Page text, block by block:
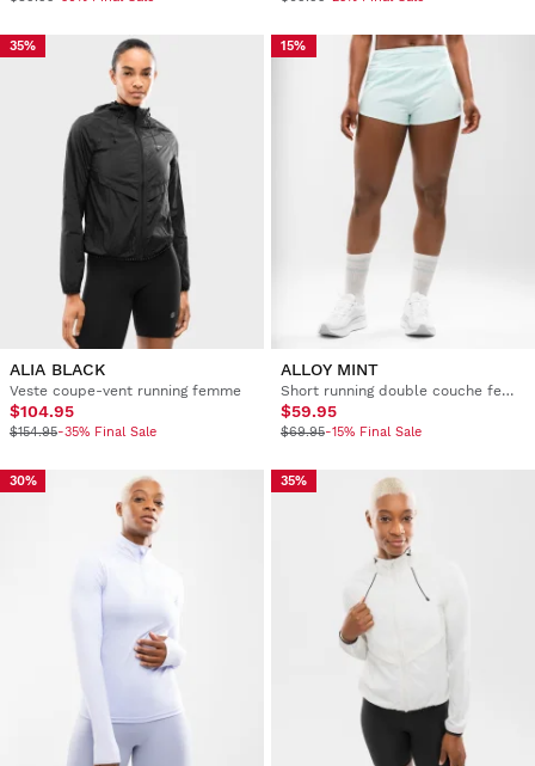
35%
ALIA BLACK
Veste coupe-vent running femme
$104.95
$154.95-35% Final Sale
15%
ALLOY MINT
Short running double couche femme
$59.95
$69.95-15% Final Sale
30% 35%